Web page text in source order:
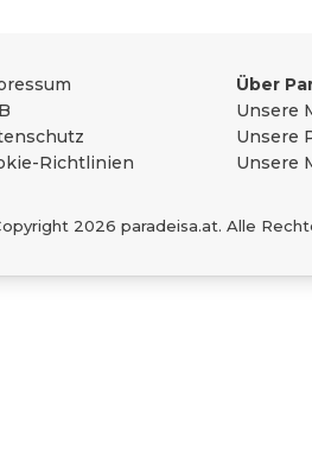
Richtlinien
Über
Unsere
Unsere
Unsere
2026 paradeisa.at. Alle